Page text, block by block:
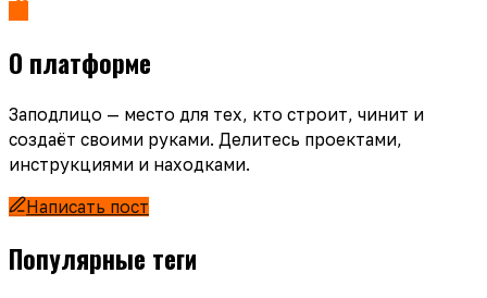
О платформе
Заподлицо — место для тех, кто строит, чинит и
создаёт своими руками. Делитесь проектами,
инструкциями и находками.
Написать пост
Популярные теги